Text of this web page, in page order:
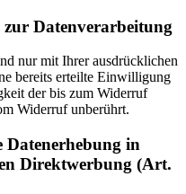
Datenverarbeitung
nur mit Ihrer ausdrücklichen
bereits erteilte Einwilligung
der bis zum Widerruf
Widerruf unberührt.
Datenerhebung in
Direktwerbung (Art.